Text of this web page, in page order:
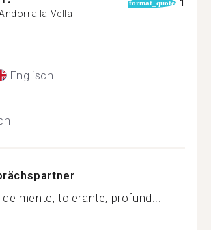
la Vella
format_quote 1
Englisch
de mente, tolerante, profund...